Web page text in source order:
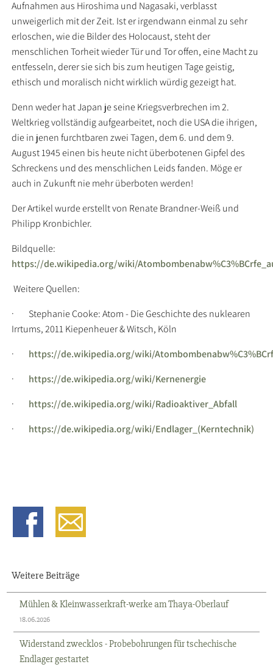
Aufnahmen aus Hiroshima und Nagasaki, verblasst
unweigerlich mit der Zeit. Ist er irgendwann einmal zu sehr
erloschen, wie die Bilder des Holocaust, steht der
menschlichen Torheit wieder Tür und Tor offen, eine Macht zu
entfesseln, derer sie sich bis zum heutigen Tage geistig,
ethisch und moralisch nicht wirklich würdig gezeigt hat.
Denn weder hat Japan je seine Kriegsverbrechen im 2.
Weltkrieg vollständig aufgearbeitet, noch die USA die ihrigen,
die in jenen furchtbaren zwei Tagen, dem 6. und dem 9.
August 1945 einen bis heute nicht überbotenen Gipfel des
Schreckens und des menschlichen Leids fanden. Möge er
auch in Zukunft nie mehr überboten werden!
Der Artikel wurde erstellt von Renate Brandner-Weiß und
Philipp Kronbichler.
Bildquelle:
https://de.wikipedia.org/wiki/
Weitere Quellen:
· Stephanie Cooke: Atom - Die Geschichte des nuklearen
Irrtums, 2011 Kiepenheuer & Witsch, Köln
· https://de.wikipedia.org/wiki/
· https://de.wikipedia.org/wiki/Kernenergie
· https://de.wikipedia.org/wiki/Radioaktiver_Abfall
· https://de.wikipedia.org/wiki/Endlager_(Kerntechnik)
Weitere Beiträge
Mühlen & Kleinwasserkraft-werke am Thaya-Oberlauf
18.06.2026
Widerstand zwecklos - Probebohrungen für tschechische
Endlager gestartet